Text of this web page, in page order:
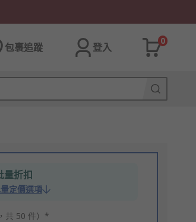
包裹追蹤 登入
0
量折扣
定價選項
共 50 件）*